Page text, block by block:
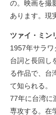
の。映画を撮
あります。現
ツァイ・ミン
1957年サラ
台詞と長回し
る作品で、台
て知られる。
77年に台湾に
専攻する。在